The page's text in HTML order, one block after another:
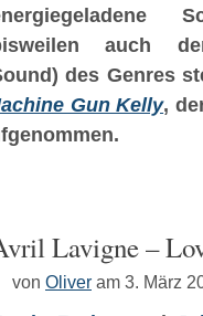
auch
des Genres
Gun Kelly,
Lavigne –
von Oliver am 3. März